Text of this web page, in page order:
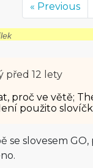
« Previous
před 12 lety
proč ve větě;
použito
se slovesem